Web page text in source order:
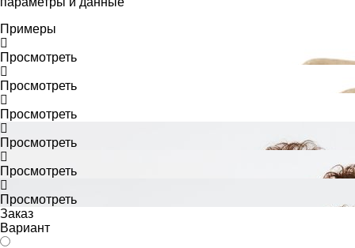
Примеры
Просмотреть
Просмотреть
Просмотреть
Просмотреть
Просмотреть
Просмотреть
Заказ
Вариант